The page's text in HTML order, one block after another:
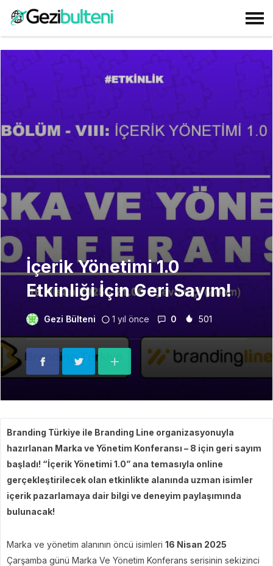
İçerik Yönetimi 1.0
Etkinliği İçin Geri Sayım!
Gezi Bülteni 1 yıl önce 0 501
Branding Türkiye ile Branding Line organizasyonuyla
hazırlanan Marka ve Yönetim Konferansı – 8 için geri sayım
başladı! “İçerik Yönetimi 1.0” ana temasıyla online
gerçekleştirilecek olan etkinlikte alanında uzman isimler
içerik pazarlamaya dair bilgi ve deneyim paylaşımında
bulunacak!
Marka ve yönetim alanının öncü isimleri 16 Nisan 2025
Çarşamba günü Marka Ve Yönetim Konferans serisinin sekizinci